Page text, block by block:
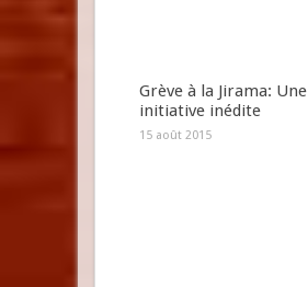
Grève à la Jirama: Une
initiative inédite
15 août 2015